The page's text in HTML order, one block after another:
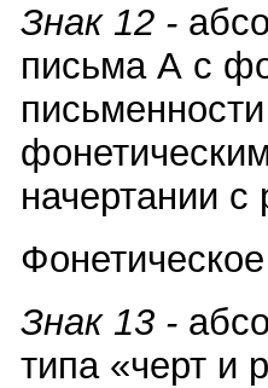
Знак 12 -
письма А с
начертании
Знак 13 -
типа «черт и